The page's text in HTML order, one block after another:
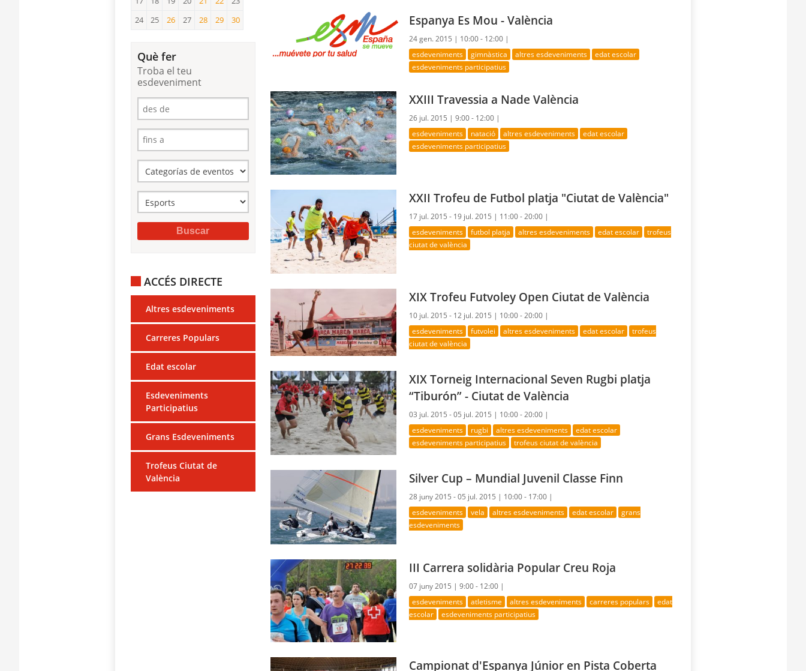
21 22
24
25 26 27 28 29 30
Què fer
Troba el teu
esdeveniment
ACCÉS DIRECTE
Altres esdeveniments
Carreres Populars
Edat escolar
Esdeveniments
Participatius
Grans Esdeveniments
Trofeus Ciutat de
València
Espanya Es Mou - València
24 gen. 2015 | 10:00 - 12:00 |
esdeveniments gimnàstica altres esdeveniments
edat escolar
esdeveniments participatius
XXIII Travessia a Nade València
26 jul. 2015 |9:00 - 12:00 |
esdeveniments natació altres esdeveniments
edat escolar
esdeveniments participatius
XXII Trofeu de Futbol platja "Ciutat de València"
17 jul. 2015 - 19 jul. 2015 | 11:00 - 20:00 |
esdeveniments futbol platja altres esdeveniments edat escolar
trofeus
ciutat de valència
XIX Trofeu Futvoley Open Ciutat de València
10 jul. 2015 - 12 jul. 2015 | 10:00 - 20:00 |
esdeveniments futvolei altres esdeveniments edat escolar
trofeus
ciutat de valència
XIX Torneig Internacional Seven Rugbi platja
“Tiburón” - Ciutat de València
03 jul. 2015 - 05 jul. 2015 | 10:00 - 20:00 |
esdeveniments rugbi altres esdeveniments
edat escolar
esdeveniments participatius
trofeus ciutat de valència
Silver Cup – Mundial Juvenil Classe Finn
28 juny 2015 - 05 jul. 2015 | 10:00 - 17:00 |
esdeveniments vela altres esdeveniments edat escolar
grans
esdeveniments
III Carrera solidària Popular Creu Roja
07 juny 2015 |9:00 - 12:00 |
esdeveniments atletisme altres esdeveniments carreres populars
edat
escolar
esdeveniments participatius
Campionat d'Espanya Júnior en Pista Coberta